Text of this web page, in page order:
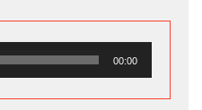
00:00